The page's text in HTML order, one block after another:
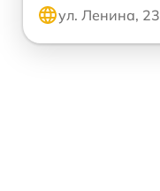
ул. Ленина, 23